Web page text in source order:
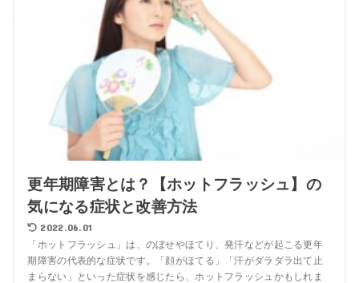
更年期障害とは？【ホットフラッシュ】の
気になる症状と改善方法
2022.06.01
「ホットフラッシュ」は、のぼせやほてり、発汗などが起こる更年
期障害の代表的な症状です。「顔がほてる」「汗がダラダラ出て止
まらない」といった症状を感じたら、ホットフラッシュかもしれま